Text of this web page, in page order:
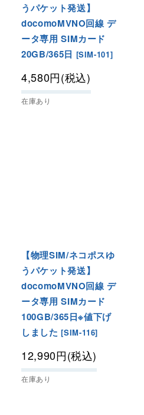
うパケット発送】
docomoMVNO回線 デ
ータ専用 SIMカード
20GB/365日 [SIM-101]
4,580円(税込)
在庫あり
【物理SIM/ネコポスゆ
うパケット発送】
docomoMVNO回線 デ
ータ専用 SIMカード
100GB/365日※値下げ
しました [SIM-116]
12,990円(税込)
在庫あり